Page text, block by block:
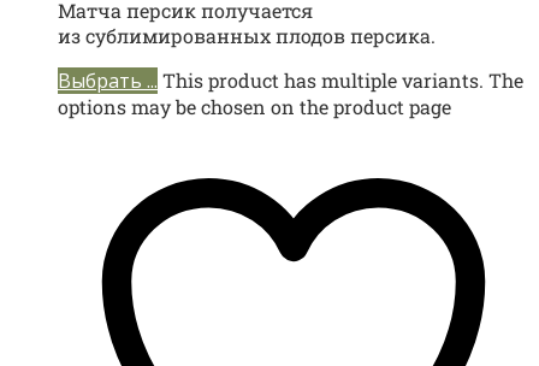
Матча персик получается
из сублимированных плодов персика.
Выбрать ... This product has multiple variants. The
options may be chosen on the product page